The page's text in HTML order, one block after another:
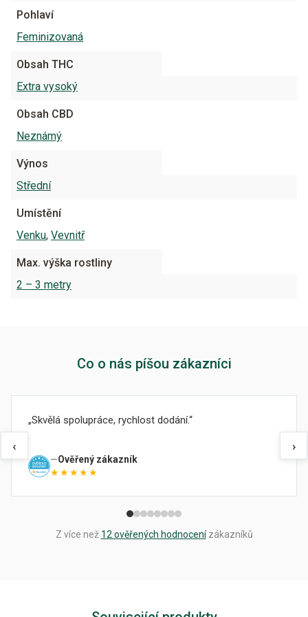
Pohlaví
Feminizovaná
Obsah THC
Extra vysoký
Obsah CBD
Neznámý
Výnos
Střední
Umístění
Venku, Vevnitř
Max. výška rostliny
2 – 3 metry
Co o nás píšou zákazníci
‹
Skvělá spolupráce, rychlost dodání.
Ověřený zákazník
★★★★★
›
Z více než 12 ověřených hodnocenízákazníků